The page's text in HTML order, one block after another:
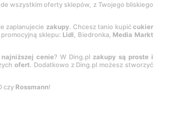
wszystkim oferty sklepów, z Twojego bliskiego
zaplanujecie zakupy. Chcesz tanio kupićcukier
sklepu: Lidl, Biedronka, Media Markt
najniższej cenie? W Ding.pl zakupy są proste i
ofert. Dodatkowo z Ding.pl możesz stworzyć
czy Rossmann!